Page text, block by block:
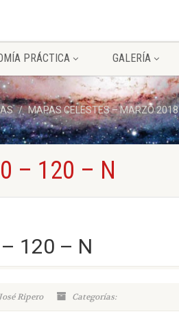
PRÁCTICA GALERÍA
MAPAS CELESTES – MARZO 2018
– 120 – N
120 – N
Ripero Categorías: